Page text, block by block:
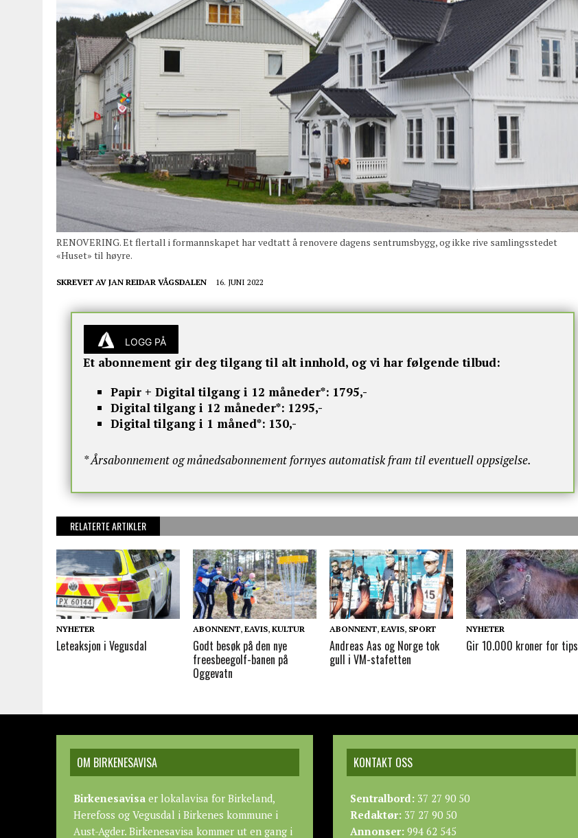
RENOVERING. Et flertall i formannskapet har vedtatt å renovere dagens sentrumsbygg, og ikke rive samlingsstedet
«Huset» til høyre.
SKREVET AV JAN REIDAR VÅGSDALEN 16. JUNI 2022
LOGG PÅ
Et abonnement gir deg tilgang til alt innhold, og vi har følgende tilbud:
Papir + Digital tilgang i 12 måneder*: 1795,-
Digital tilgang i 12 måneder*: 1295,-
Digital tilgang i 1 måned*: 130,-
* Årsabonnement og månedsabonnement fornyes automatisk fram til eventuell oppsigelse.
RELATERTE ARTIKLER
NYHETER
Leteaksjon i Vegusdal
ABONNENT,EAVIS,KULTUR
Godt besøk på den nye
freesbeegolf-banen på
Oggevatn
ABONNENT,EAVIS, SPORT
Andreas Aas og Norge tok
gull i VM-stafetten
NYHETER
Gir 10.000 kroner for tips
OM BIRKENESAVISA
Birkenesavisa er lokalavisa for Birkeland,
Herefoss og Vegusdal i Birkenes kommune i
Aust-Agder. Birkenesavisa kommer ut en gang i
KONTAKT OSS
Sentralbord: 37 27 90 50
Redaktør: 37 27 90 50
Annonser: 994 62 545